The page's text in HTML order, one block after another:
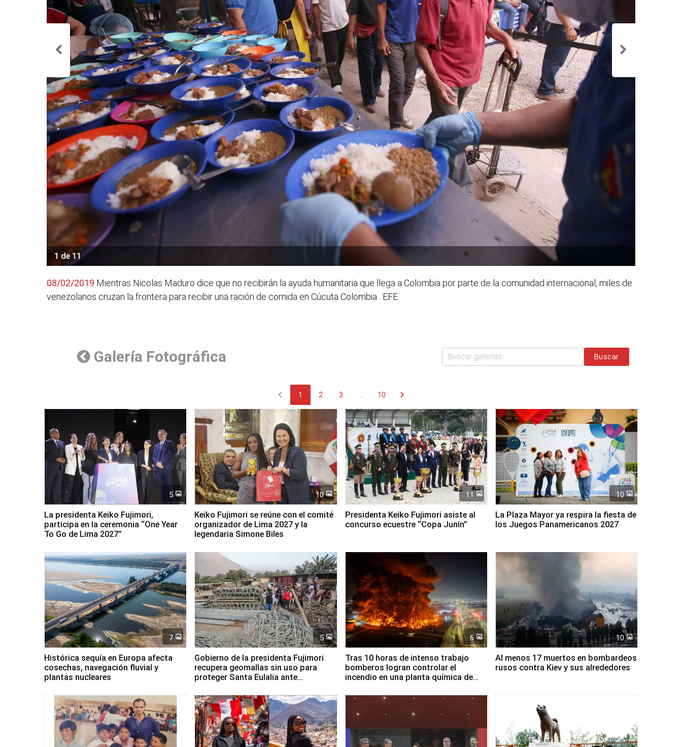
1 de 11
08/02/2019 Mientras Nicolas Maduro dice que no recibirán la ayuda humanitaria que llega a Colombia por parte de la comunidad internacional, miles de
venezolanos cruzan la frontera para recibir una ración de comida en Cúcuta Colombia . EFE
Galería Fotográfica Buscar
chevron_left 1 2 3 10 chevron_right
5
La presidenta Keiko Fujimori,
participa en la ceremonia “One Year
To Go de Lima 2027”
10
Keiko Fujimori se reúne con el comité
organizador de Lima 2027 y la
legendaria Simone Biles
11
Presidenta Keiko Fujimori asiste al
concurso ecuestre “Copa Junín”
10
La Plaza Mayor ya respira la fiesta de
los Juegos Panamericanos 2027
7
Histórica sequía en Europa afecta
cosechas, navegación fluvial y
plantas nucleares
5
Gobierno de la presidenta Fujimori
recupera geomallas sin uso para
proteger Santa Eulalia ante
6
Tras 10 horas de intenso trabajo
bomberos logran controlar el
incendio en una planta química de
10
Al menos 17 muertos en bombardeos
rusos contra Kiev y sus alrededores